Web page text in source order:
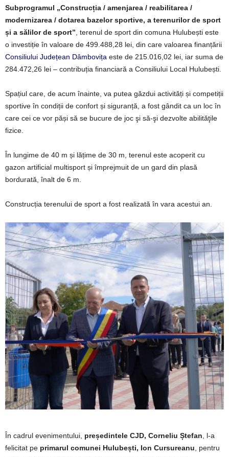
Subprogramul „Construcția / amenjarea / reabilitarea /
modernizarea / dotarea bazelor sportive, a terenurilor de sport
și a sălilor de sport” , terenul de sport din comuna Hulubești este
o investiție în valoare de 499.488,28 lei, din care valoarea finanțării
Consiliului Județean Dâmbovița este de 215.016,02 lei, iar suma de
284.472,26 lei – contribuția financiară a Consiliului Local Hulubești.
Spațiul care, de acum înainte, va putea găzdui activități și competiții
sportive în condiții de confort și siguranță, a fost gândit ca un loc în
care cei ce vor păși să se bucure de joc şi să-şi dezvolte abilităţile
fizice.
În lungime de 40 m și lățime de 30 m, terenul este acoperit cu
gazon artificial multisport și împrejmuit de un gard din plasă
bordurată, înalt de 6 m.
Construcția terenului de sport a fost realizată în vara acestui an.
În cadrul evenimentului, președintele CJD, Corneliu Ștefan , l-a
felicitat pe primarul comunei Hulubești, Ion Cursureanu , pentru